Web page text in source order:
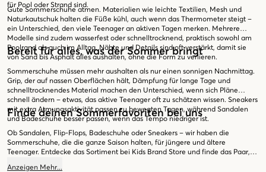
für Pool oder Strand sind.
Gute Sommerschuhe atmen. Materialien wie leichte Textilien, Mesh und
Naturkautschuk halten die Füße kühl, auch wenn das Thermometer steigt –
ein Unterschied, den viele Teenager an aktiven Tagen merken. Mehrere
Modelle sind zudem wasserfest oder schnelltrocknend, praktisch sowohl am
Poolrand als auch im Alltag. Nähte und Details sind oft verstärkt, damit sie
von Sand bis Asphalt alles aushalten, ohne die Form zu verlieren.
Bereit für alles, was der Sommer bringt
Sommerschuhe müssen mehr aushalten als nur einen sonnigen Nachmittag.
Grip, der auf nassen Oberflächen hält, Dämpfung für lange Tage und
schnelltrocknendes Material machen den Unterschied, wenn sich Pläne
schnell ändern – etwas, das aktive Teenager oft zu schätzen wissen. Sneakers
mit extra Atmungsaktivität passen zu bewegten Tagen, während Sandalen
und Badeschuhe besser passen, wenn das Tempo niedriger ist.
Finde deinen Sommerfavoriten bei uns
Ob Sandalen, Flip-Flops, Badeschuhe oder Sneakers – wir haben die
Sommerschuhe, die die ganze Saison halten, für jüngere und ältere
Teenager. Entdecke das Sortiment bei Kids Brand Store und finde das Paar,
Anzeigen Mehr...